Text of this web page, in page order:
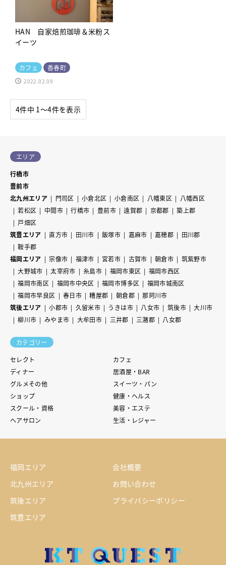
HAN 自家焙煎珈琲＆米粉ス
イーツ
カフェ 香春町
2022.02.09
4件中 1〜4件を表示
エリア
行橋市
豊前市
北九州エリア
門司区 小倉北区 小倉南区 八幡東区
八幡西区
若松区
中間市 行橋市 豊前市 遠賀郡 京都郡
築上郡
戸畑区
筑豊エリア
直方市 田川市 飯塚市 嘉麻市 嘉穂郡
田川郡
鞍手郡
福岡エリア
宗像市 福津市 宮若市 古賀市 朝倉市
筑紫野市
大野城市
太宰府市 糸島市 福岡市東区
福岡市西区
福岡市南区
福岡市中央区 福岡市博多区
福岡市城南区
福岡市早良区
春日市 糟屋郡 朝倉郡
那珂川市
筑後エリア
小郡市 久留米市 うきは市 八女市 筑後市
大川市
柳川市
みやま市 大牟田市 三井郡 三潴郡 八女郡
カテゴリー
セレクト
カフェ
ディナー
居酒屋・BAR
グルメその他
スイーツ・パン
ショップ
健康・ヘルス
スクール・資格
美容・エステ
ヘアサロン
生活・レジャー
福岡エリア
北九州エリア
筑後エリア
筑豊エリア
会社概要
お問い合わせ
プライバシーポリシー